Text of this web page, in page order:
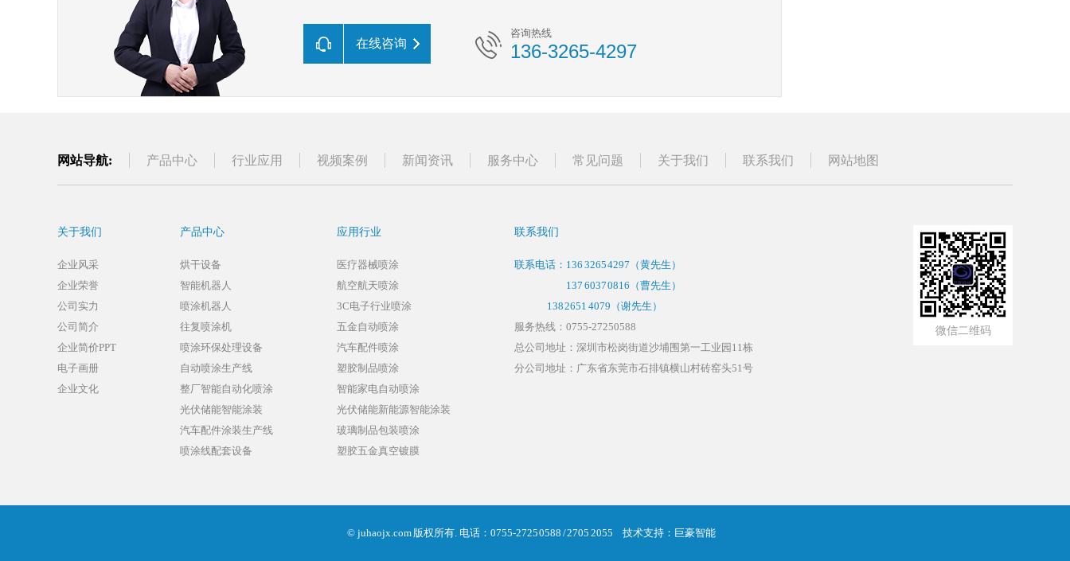
在线咨询
咨询热线
136-3265-4297
网站导航: 产品中心 行业应用 视频案例 新闻资讯 服务中心 常见问题 关于我们 联系我们 网站地图
关于我们
企业风采
企业荣誉
公司实力
公司简介
企业简价PPT
电子画册
企业文化
产品中心
烘干设备
智能机器人
喷涂机器人
往复喷涂机
喷涂环保处理设备
自动喷涂生产线
整厂智能自动化喷涂
光伏储能智能涂装
汽车配件涂装生产线
喷涂线配套设备
应用行业
医疗器械喷涂
航空航天喷涂
3C电子行业喷涂
五金自动喷涂
汽车配件喷涂
塑胶制品喷涂
智能家电自动喷涂
光伏储能新能源智能涂装
玻璃制品包装喷涂
塑胶五金真空镀膜
联系我们
联系电话： 136 3265 4297 （黄先生）
137 6037 0816 （曹先生）
138 2651 4079（谢先生）
服务热线：0755-27250588
总公司地址：深圳市松岗街道沙埔围第一工业园11栋
分公司地址：广东省东莞市石排镇横山村砖窑头51号
微信二维码
© juhaojx.com 版权所有. 电话：0755-2725 0588 / 2705 2055 技术支持： 巨豪智能